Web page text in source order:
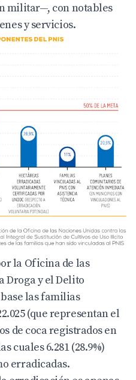
militar—, con notables
y servicios.
la Oficina de las
Droga y el Delito
las familias
(que representan el
de coca registrados en
cuales 6.281 (28.9%)
erradicadas.